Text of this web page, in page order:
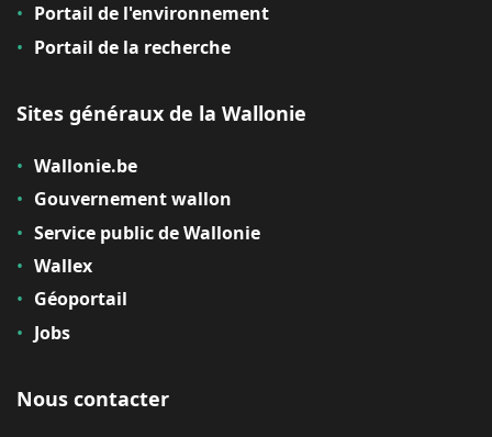
Portail de l'environnement
Portail de la recherche
Sites généraux de la Wallonie
Wallonie.be
Gouvernement wallon
Service public de Wallonie
Wallex
Géoportail
Jobs
Nous contacter